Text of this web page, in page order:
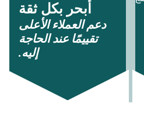
أبحر بكل ثقة
دعم العملاء الأعلى
تقييمًا عند الحاجة
إليه.